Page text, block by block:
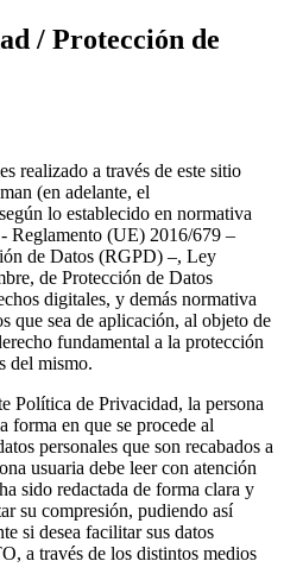
/ Protección de
realizado a través de este sitio
(en adelante, el
lo establecido en normativa
Reglamento (UE) 2016/679 –
de Datos (RGPD) –, Ley
de Protección de Datos
digitales, y demás normativa
que sea de aplicación, al objeto de
fundamental a la protección
del mismo.
Política de Privacidad, la persona
forma en que se procede al
personales que son recabados a
usuaria debe leer con atención
sido redactada de forma clara y
su compresión, pudiendo así
si desea facilitar sus datos
a través de los distintos medios